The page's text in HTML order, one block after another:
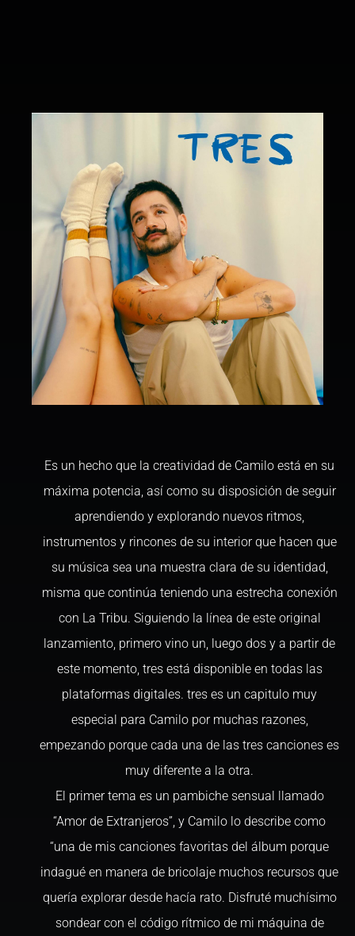
Es un hecho que la creatividad de Camilo está en su
máxima potencia, así como su disposición de seguir
aprendiendo y explorando nuevos ritmos,
instrumentos y rincones de su interior que hacen que
su música sea una muestra clara de su identidad,
misma que continúa teniendo una estrecha conexión
con La Tribu. Siguiendo la línea de este original
lanzamiento, primero vino un, luego dos y a partir de
este momento, tres está disponible en todas las
plataformas digitales. tres es un capitulo muy
especial para Camilo por muchas razones,
empezando porque cada una de las tres canciones es
muy diferente a la otra.
El primer tema es un pambiche sensual llamado
“Amor de Extranjeros”, y Camilo lo describe como
“una de mis canciones favoritas del álbum porque
indagué en manera de bricolaje muchos recursos que
quería explorar desde hacía rato. Disfruté muchísimo
sondear con el código rítmico de mi máquina de